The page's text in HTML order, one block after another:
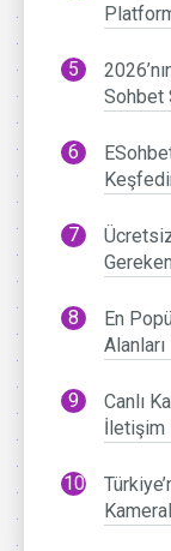
Sohbet
En
Alanları
Canlı
İletişim